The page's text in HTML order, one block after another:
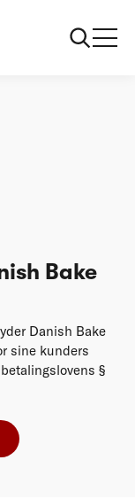
Bake
Danish Bake
sine kunders
§